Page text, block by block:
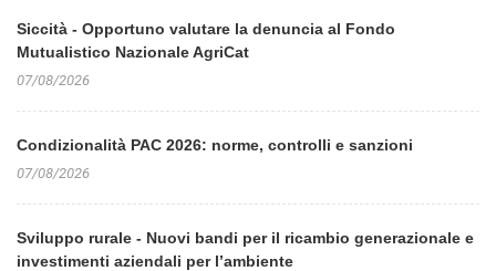
Siccità - Opportuno valutare la denuncia al Fondo
Mutualistico Nazionale AgriCat
07/08/2026
Condizionalità PAC 2026: norme, controlli e sanzioni
07/08/2026
Sviluppo rurale - Nuovi bandi per il ricambio generazionale e
investimenti aziendali per l’ambiente